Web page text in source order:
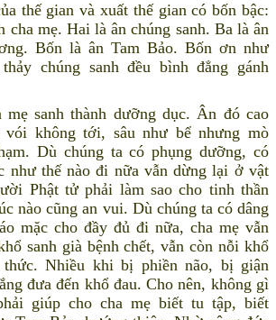
thế gian và xuất thế gian có bốn bậc:
cha mẹ. Hai là ân chúng sanh. Ba là ân
Bốn là ân Tam Bảo. Bốn ơn như
chúng sanh đều bình đẳng gánh
sanh thành dưỡng dục. Ân đó cao
không tới, sâu như bể nhưng mò
Dù chúng ta có phụng dưỡng, có
như thế nào đi nữa vẫn dừng lại ở vật
Phật tử phải làm sao cho tinh thần
nào cũng an vui. Dù chúng ta có dâng
mặc cho đầy đủ đi nữa, cha mẹ vẫn
sanh già bệnh chết, vẫn còn nỗi khổ
thức. Nhiều khi bị phiền não, bị giận
đưa đến khổ đau. Cho nên, không gì
giúp cho cha mẹ biết tu tập, biết